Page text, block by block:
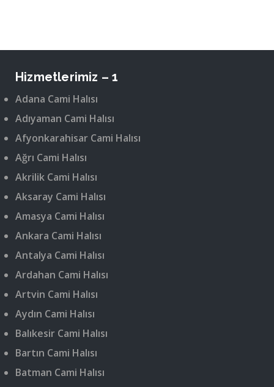
Hizmetlerimiz – 1
Adana Cami Halısı
Adıyaman Cami Halısı
Afyonkarahisar Cami Halısı
Ağrı Cami Halısı
Akrilik Cami Halısı
Aksaray Cami Halısı
Amasya Cami Halısı
Ankara Cami Halısı
Antalya Cami Halısı
Ardahan Cami Halısı
Artvin Cami Halısı
Aydın Cami Halısı
Balıkesir Cami Halısı
Bartın Cami Halısı
Batman Cami Halısı